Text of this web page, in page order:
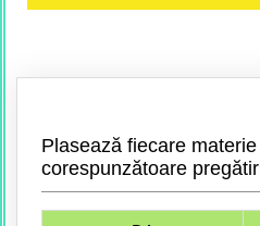
Plasează fiecare
corespunzătoare